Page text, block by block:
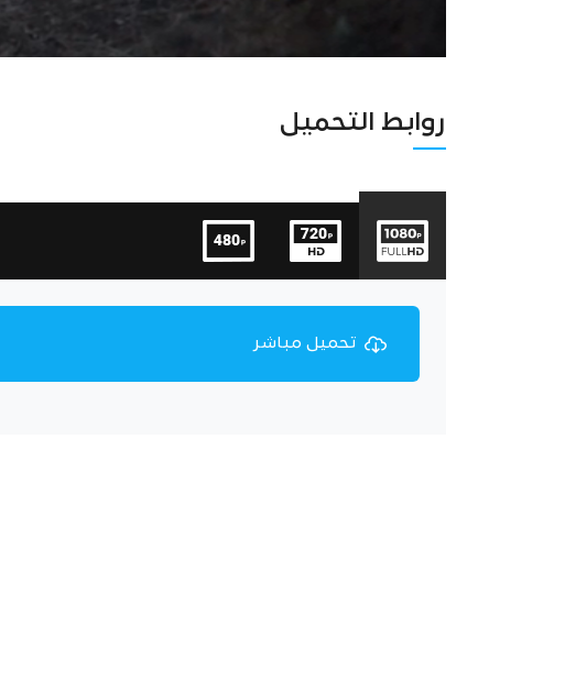
Settings
روابط التحميل
تحميل مباشر